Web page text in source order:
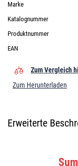
Marke
Katalognummer
Produktnummer
EAN
Zum Vergleich
Zum Herunterladen
Erweiterte